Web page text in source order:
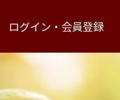
ログイン・会員登録